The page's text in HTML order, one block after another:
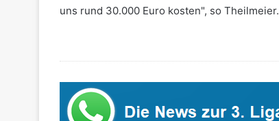
uns rund 30.000 Euro kosten", so Theilmeier.